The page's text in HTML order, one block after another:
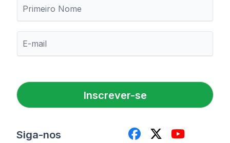
i
m
N
o
m
m
l
*
Inscrever-se
Siga-nos